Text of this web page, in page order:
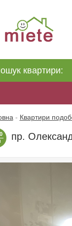
квартири:
- Квартири
пр.